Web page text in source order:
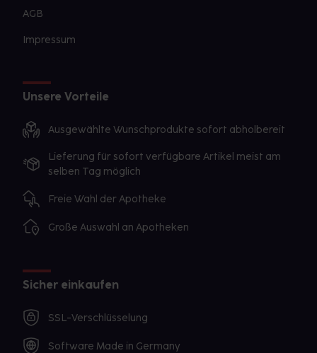
AGB
Impressum
Unsere Vorteile
Ausgewählte Wunschprodukte sofort abholbereit
Lieferung für sofort verfügbare Artikel meist am
selben Tag möglich
Freie Wahl der Apotheke
Große Auswahl an Apotheken
Sicher einkaufen
SSL-Verschlüsselung
Software Made in Germany